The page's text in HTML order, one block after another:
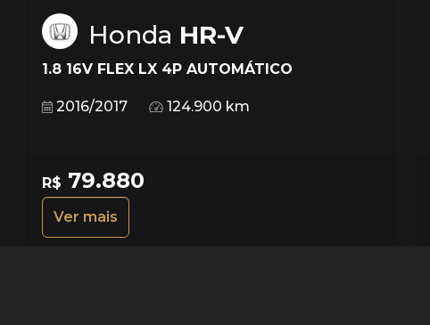
Honda HR-V
1.8 16V FLEX LX 4P AUTOMÁTICO
2016/2017 124.900 km
R$ 79.880
Ver mais